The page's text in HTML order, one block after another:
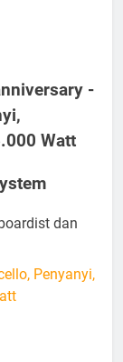
-
Watt
dan
Penyanyi,